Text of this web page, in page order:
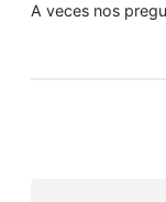
A veces nos